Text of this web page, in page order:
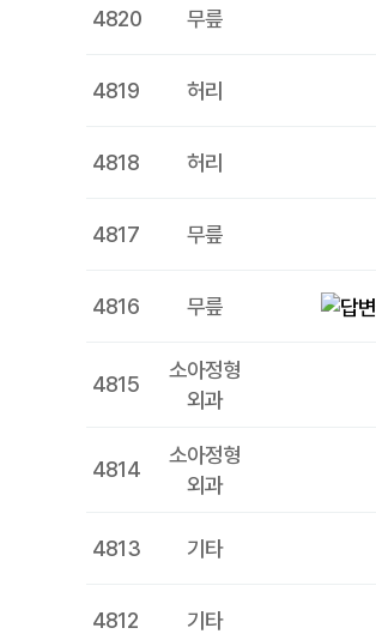
4820 무릎
4819 허리
4818 허리
4817 무릎
4816 무릎
4815
소아정형
외과
4814
소아정형
외과
4813 기타
4812 기타